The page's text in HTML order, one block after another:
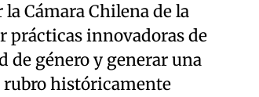
Cámara Chilena de la
prácticas innovadoras de
de género y generar una
históricamente